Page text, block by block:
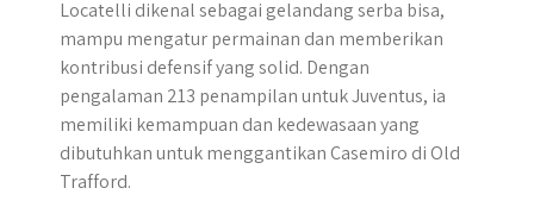
Locatelli dikenal sebagai gelandang serba bisa,
mampu mengatur permainan dan memberikan
kontribusi defensif yang solid. Dengan
pengalaman 213 penampilan untuk Juventus, ia
memiliki kemampuan dan kedewasaan yang
dibutuhkan untuk menggantikan Casemiro di Old
Trafford.